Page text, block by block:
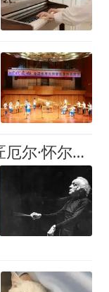
TAS上榜名盘，美国钢琴巨匠厄尔·怀尔德传世名录拉赫玛尼诺夫《钢协全集&帕格尼尼主题狂想曲》